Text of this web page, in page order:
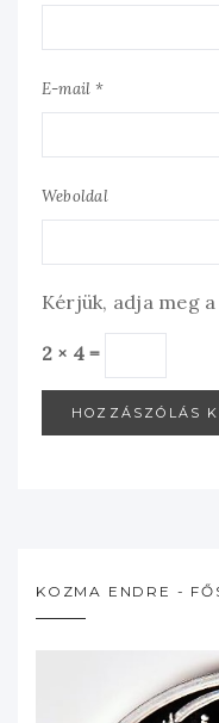
E-mail *
Weboldal
Kérjük, adja meg
2 × 4 =
KOZMA ENDRE -